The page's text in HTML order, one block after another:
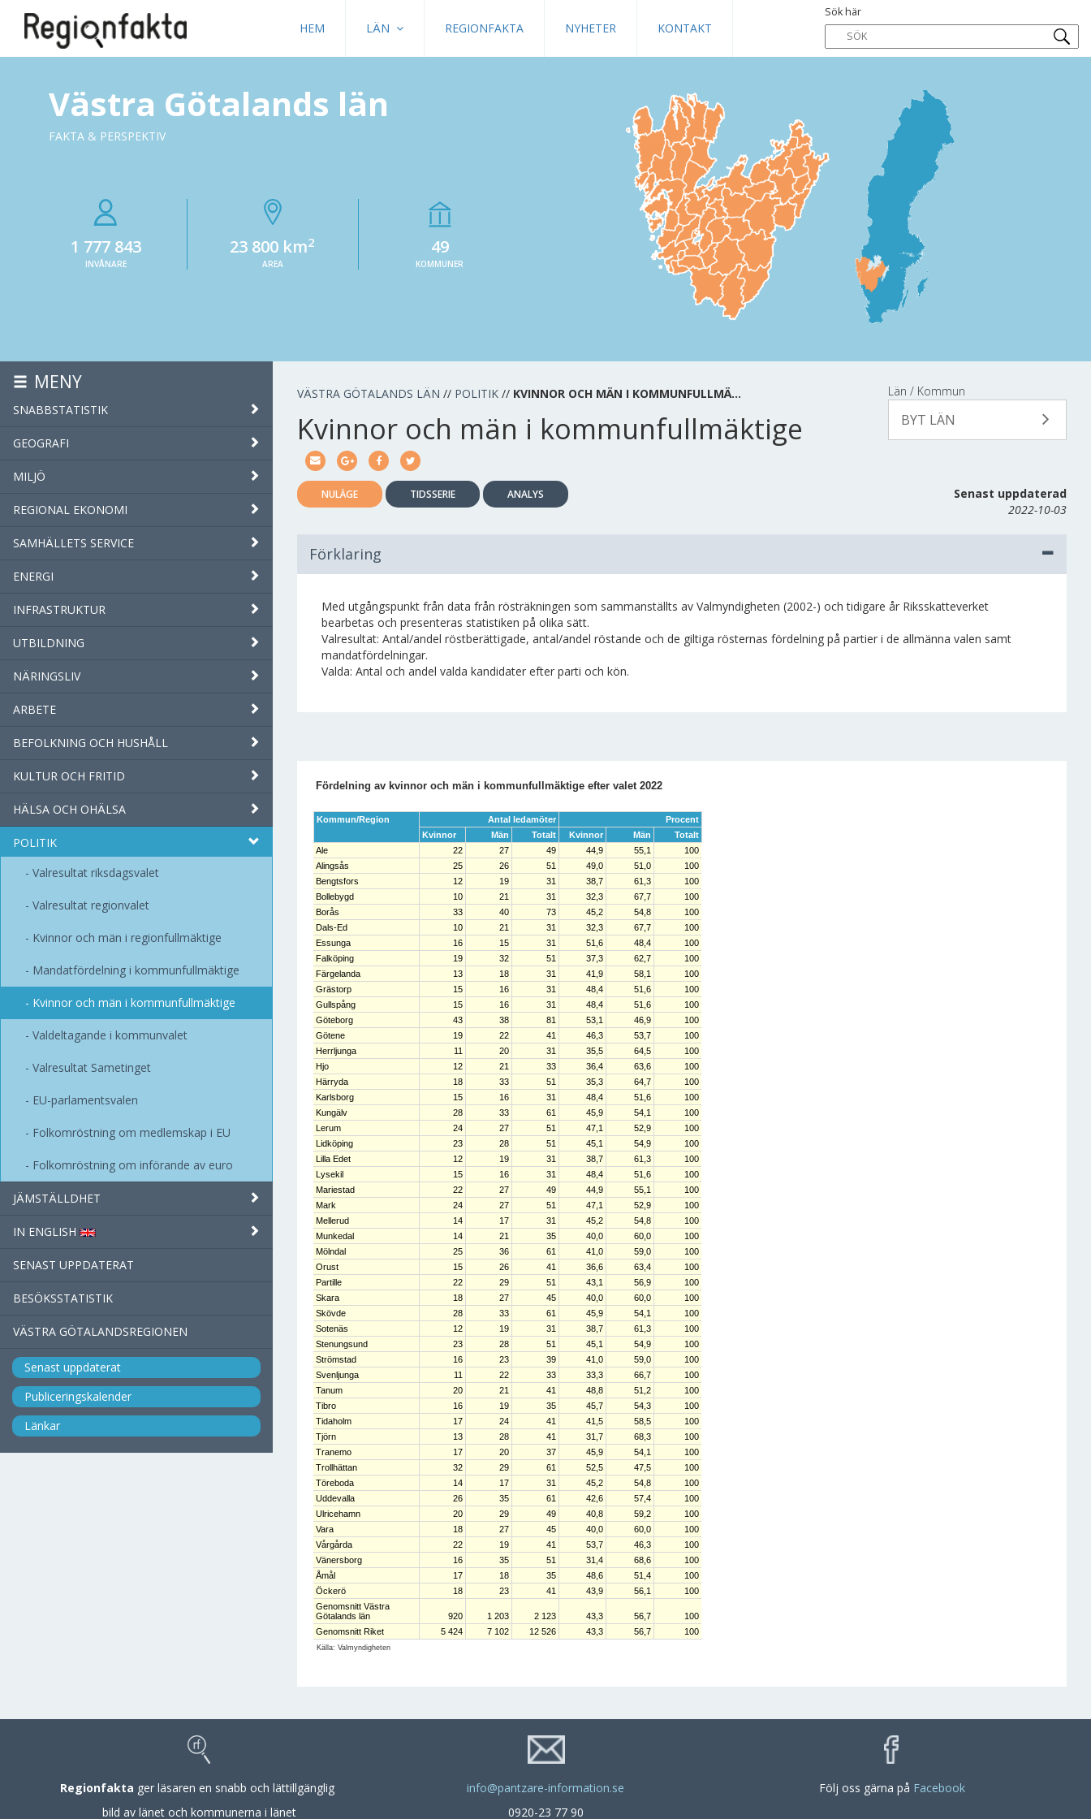
HEM LÄN REGIONFAKTA NYHETER KONTAKT
Sök här
Västra Götalands län
FAKTA & PERSPEKTIV
1 777 843
INVÅNARE
23 800 km2
AREA
49
KOMMUNER
MENY
SNABBSTATISTIK
GEOGRAFI
MILJÖ
REGIONAL EKONOMI
SAMHÄLLETS SERVICE
ENERGI
INFRASTRUKTUR
UTBILDNING
NÄRINGSLIV
ARBETE
BEFOLKNING OCH HUSHÅLL
KULTUR OCH FRITID
HÄLSA OCH OHÄLSA
POLITIK
Valresultat riksdagsvalet
Valresultat regionvalet
Kvinnor och män i regionfullmäktige
Mandatfördelning i kommunfullmäktige
Kvinnor och män i kommunfullmäktige
Valdeltagande i kommunvalet
Valresultat Sametinget
EU-parlamentsvalen
Folkomröstning om medlemskap i EU
Folkomröstning om införande av euro
JÄMSTÄLLDHET
IN ENGLISH
SENAST UPPDATERAT
BESÖKSSTATISTIK
VÄSTRA GÖTALANDSREGIONEN
Senast uppdaterat
Publiceringskalender
Länkar
VÄSTRA GÖTALANDS LÄN // POLITIK // KVINNOR OCH MÄN I KOMMUNFULLMÄ… Län / Kommun
BYT LÄN
Kvinnor och män i kommunfullmäktige
NULÄGE TIDSSERIE ANALYS
Senast uppdaterad
2022-10-03
Förklaring
Med utgångspunkt från data från rösträkningen som sammanställts av Valmyndigheten (2002-) och tidigare år Riksskatteverket
bearbetas och presenteras statistiken på olika sätt.
Valresultat: Antal/andel röstberättigade, antal/andel röstande och de giltiga rösternas fördelning på partier i de allmänna valen samt
mandatfördelningar.
Valda: Antal och andel valda kandidater efter parti och kön.
Fördelning av kvinnor och män i kommunfullmäktige efter valet 2022
Kommun/Region Antal ledamöter
Procent
Kvinnor
Män Totalt Kvinnor Män
Totalt
Ale
22 27 49 44,9 55,1
100
Alingsås
25 26 51 49,0 51,0
100
Bengtsfors
12 19 31 38,7 61,3
100
Bollebygd
10 21 31 32,3 67,7
100
Borås
33 40 73 45,2 54,8
100
Dals-Ed
10 21 31 32,3 67,7
100
Essunga
16 15 31 51,6 48,4
100
Falköping
19 32 51 37,3 62,7
100
Färgelanda
13 18 31 41,9 58,1
100
Grästorp
15 16 31 48,4 51,6
100
Gullspång
15 16 31 48,4 51,6
100
Göteborg
43 38 81 53,1 46,9
100
Götene
19 22 41 46,3 53,7
100
Herrljunga
11 20 31 35,5 64,5
100
Hjo
12 21 33 36,4 63,6
100
Härryda
18 33 51 35,3 64,7
100
Karlsborg
15 16 31 48,4 51,6
100
Kungälv
28 33 61 45,9 54,1
100
Lerum
24 27 51 47,1 52,9
100
Lidköping
23 28 51 45,1 54,9
100
Lilla Edet
12 19 31 38,7 61,3
100
Lysekil
15 16 31 48,4 51,6
100
Mariestad
22 27 49 44,9 55,1
100
Mark
24 27 51 47,1 52,9
100
Mellerud
14 17 31 45,2 54,8
100
Munkedal
14 21 35 40,0 60,0
100
Mölndal
25 36 61 41,0 59,0
100
Orust
15 26 41 36,6 63,4
100
Partille
22 29 51 43,1 56,9
100
Skara
18 27 45 40,0 60,0
100
Skövde
28 33 61 45,9 54,1
100
Sotenäs
12 19 31 38,7 61,3
100
Stenungsund
23 28 51 45,1 54,9
100
Strömstad
16 23 39 41,0 59,0
100
Svenljunga
11 22 33 33,3 66,7
100
Tanum
20 21 41 48,8 51,2
100
Tibro
16 19 35 45,7 54,3
100
Tidaholm
17 24 41 41,5 58,5
100
Tjörn
13 28 41 31,7 68,3
100
Tranemo
17 20 37 45,9 54,1
100
Trollhättan
32 29 61 52,5 47,5
100
Töreboda
14 17 31 45,2 54,8
100
Uddevalla
26 35 61 42,6 57,4
100
Ulricehamn
20 29 49 40,8 59,2
100
Vara
18 27 45 40,0 60,0
100
Vårgårda
22 19 41 53,7 46,3
100
Vänersborg
16 35 51 31,4 68,6
100
Åmål
17 18 35 48,6 51,4
100
Öckerö
18 23 41 43,9 56,1
100
Genomsnitt Västra
Götalands län
920 1 203 2 123 43,3 56,7
100
Genomsnitt Riket
5 424 7 102 12 526 43,3 56,7 100
Källa: Valmyndigheten
Regionfakta ger läsaren en snabb och lättillgänglig
bild av länet och kommunerna i länet
info@pantzare-information.se
0920-23 77 90
Följ oss gärna på Facebook